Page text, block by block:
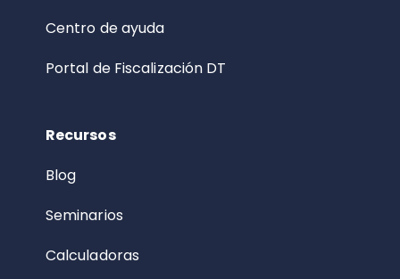
Centro de ayuda
Portal de Fiscalización DT
Recursos
Blog
Seminarios
Calculadoras